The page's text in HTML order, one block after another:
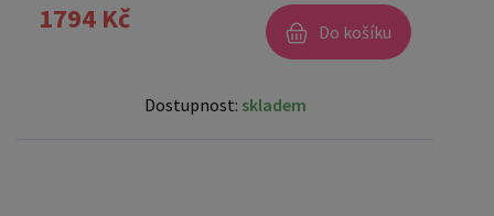
1794 Kč Do košíku
Dostupnost: skladem